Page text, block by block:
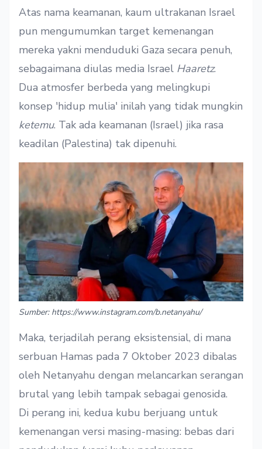
Atas nama keamanan, kaum ultrakanan Israel
pun mengumumkan target kemenangan
mereka yakni menduduki Gaza secara penuh,
sebagaimana diulas media Israel Haaretz.
Dua atmosfer berbeda yang melingkupi
konsep 'hidup mulia' inilah yang tidak mungkin
ketemu. Tak ada keamanan (Israel) jika rasa
keadilan (Palestina) tak dipenuhi.
Sumber: https://www.instagram.com/b.netanyahu/
Maka, terjadilah perang eksistensial, di mana
serbuan Hamas pada 7 Oktober 2023 dibalas
oleh Netanyahu dengan melancarkan serangan
brutal yang lebih tampak sebagai genosida.
Di perang ini, kedua kubu berjuang untuk
kemenangan versi masing-masing: bebas dari